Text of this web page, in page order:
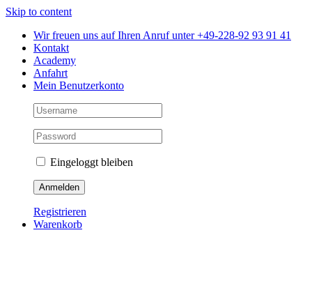
Skip to content
Wir freuen uns auf Ihren Anruf unter +49-228-92 93 91 41
Kontakt
Academy
Anfahrt
Mein Benutzerkonto
Eingeloggt bleiben
Registrieren
Warenkorb